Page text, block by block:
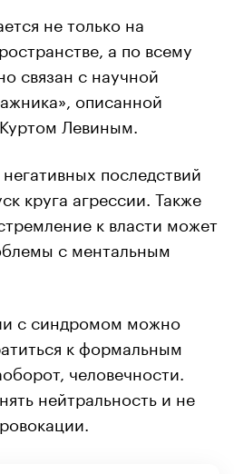
не только на
а по всему
связан с научной
описанной
Левиным.
последствий
круга агрессии. Также
к власти может
с ментальным
с синдромом можно
к формальным
человечности.
нейтральность и не